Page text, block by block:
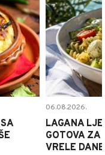
06.08.2026.
LAGANA
GOTOVA ZA
VRELE DANE